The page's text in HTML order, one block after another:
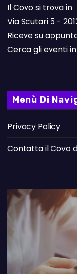
Il Covo si trova in
Via Scutari 5 -
Riceve su
Cerca gli eventi
Menù Di
Privacy Policy
Contatta il Covo